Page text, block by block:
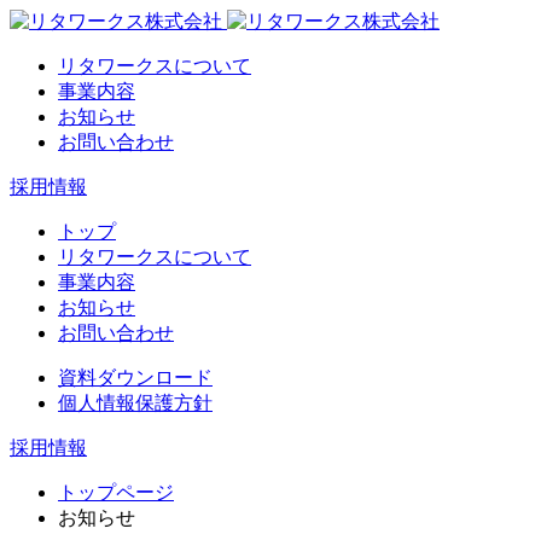
リタワークスについて
事業内容
お知らせ
お問い合わせ
採用情報
トップ
リタワークスについて
事業内容
お知らせ
お問い合わせ
資料ダウンロード
個人情報保護方針
採用情報
トップページ
お知らせ